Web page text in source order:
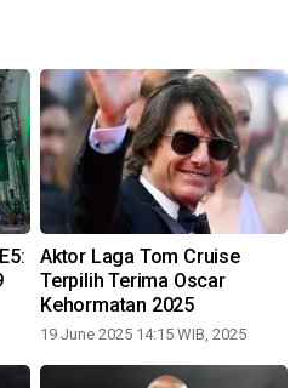
Aktor Laga Tom Cruise
Terpilih Terima Oscar
Kehormatan 2025
19 June 2025 14:15 WIB, 2025